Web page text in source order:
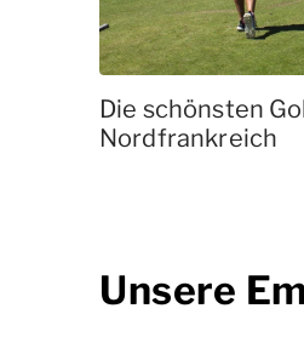
Die schönsten
Nordfrankreich
Unsere